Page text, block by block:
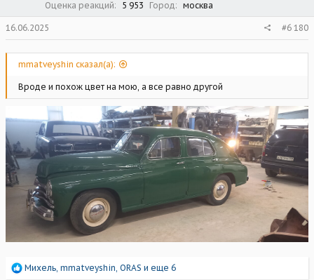
Оценка реакций
5 953 Город москва
16.06.2025 #6 180
mmatveyshin сказал(а):
Вроде и похож цвет на мою, а все равно другой
Р
Михель, mmatveyshin, ORAS и еще 6